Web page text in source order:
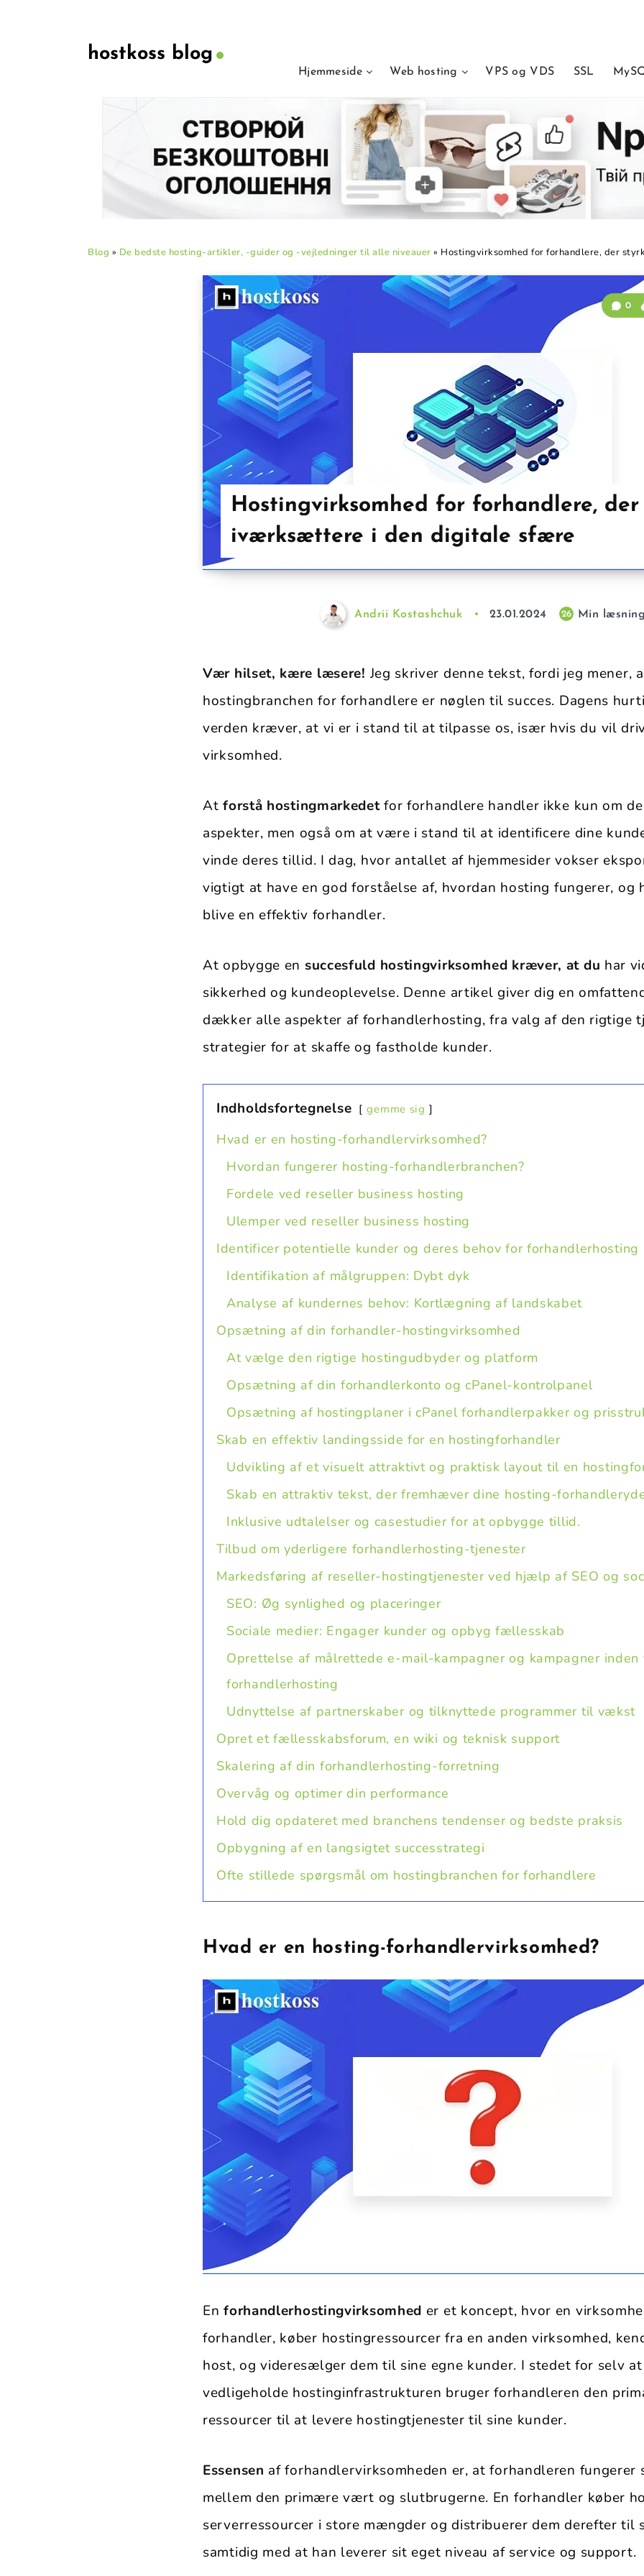
hostkoss blog
Hjemmeside Web hosting VPS og VDS SSL
Blog » De bedste hosting-artikler, -guider og -vejledninger til alle niveauer » Hostingvirksomhed for forhandlere, der
Hostingvirksomhed for forhandlere,
iværksættere i den digitale sfære
0
Andrii Kostashchuk 23.01.2024 26 Min
Vær hilset, kære læsere!Jeg skriver denne tekst, fordi jeg mener,
hostingbranchen for forhandlere er nøglen til succes. Dagens
verden kræver, at vi er i stand til at tilpasse os, især hvis du vil
virksomhed.
Atforstå hostingmarkedetfor forhandlere handler ikke kun om
aspekter, men også om at være i stand til at identificere dine
vinde deres tillid. I dag, hvor antallet af hjemmesider vokser
vigtigt at have en god forståelse af, hvordan hosting fungerer, og
blive en effektiv forhandler.
At opbygge en succesfuld hostingvirksomhed kræver, at du har
sikkerhed og kundeoplevelse. Denne artikel giver dig en
dækker alle aspekter af forhandlerhosting, fra valg af den rigtige
strategier for at skaffe og fastholde kunder.
Indholdsfortegnelse gemme sig
Hvad er en hosting-forhandlervirksomhed?
Hvordan fungerer hosting-forhandlerbranchen?
Fordele ved reseller business hosting
Ulemper ved reseller business hosting
Identificer potentielle kunder og deres behov for forhandlerhosting
Identifikation af målgruppen: Dybt dyk
Analyse af kundernes behov: Kortlægning af landskabet
Opsætning af din forhandler-hostingvirksomhed
At vælge den rigtige hostingudbyder og platform
Opsætning af din forhandlerkonto og cPanel-kontrolpanel
Opsætning af hostingplaner i cPanel forhandlerpakker og
Skab en effektiv landingsside for en hostingforhandler
Udvikling af et visuelt attraktivt og praktisk layout til en
Skab en attraktiv tekst, der fremhæver dine hosting-
Inklusive udtalelser og casestudier for at opbygge tillid.
Tilbud om yderligere forhandlerhosting-tjenester
Markedsføring af reseller-hostingtjenester ved hjælp af SEO og
SEO: Øg synlighed og placeringer
Sociale medier: Engager kunder og opbyg fællesskab
Oprettelse af målrettede e-mail-kampagner og kampagner inden
forhandlerhosting
Udnyttelse af partnerskaber og tilknyttede programmer til vækst
Opret et fællesskabsforum, en wiki og teknisk support
Skalering af din forhandlerhosting-forretning
Overvåg og optimer din performance
Hold dig opdateret med branchens tendenser og bedste praksis
Opbygning af en langsigtet successtrategi
Ofte stillede spørgsmål om hostingbranchen for forhandlere
Hvad er en hosting-forhandlervirksomhed?
Enforhandlerhostingvirksomhed er et koncept, hvor en
forhandler, køber hostingressourcer fra en anden virksomhed,
host, og videresælger dem til sine egne kunder. I stedet for selv
vedligeholde hostinginfrastrukturen bruger forhandleren den
ressourcer til at levere hostingtjenester til sine kunder.
Essensen af forhandlervirksomheden er, at forhandleren fungerer
mellem den primære vært og slutbrugerne. En forhandler køber
serverressourcer i store mængder og distribuerer dem derefter til
samtidig med at han leverer sit eget niveau af service og support.